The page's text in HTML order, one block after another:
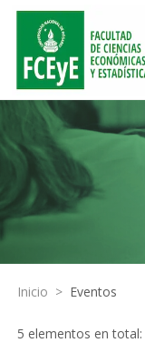
Inicio > Eventos
5 elementos en total: